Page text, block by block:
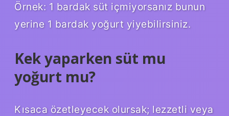
Örnek: 1 bardak süt içmiyorsanız bunun
yerine 1 bardak yoğurt yiyebilirsiniz.
Kek yaparken süt mu
yoğurt mu?
Kısaca özetleyecek olursak; lezzetli veya